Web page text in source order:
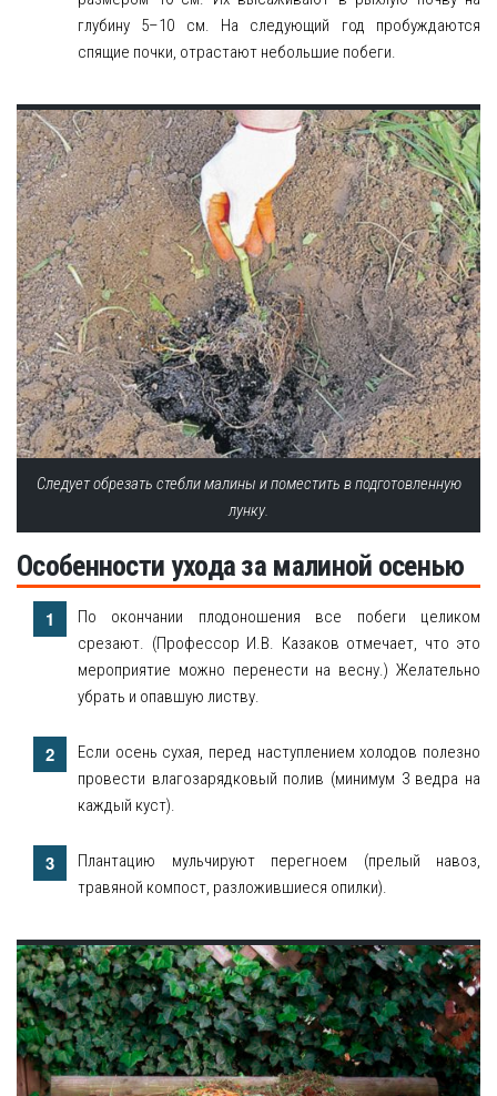
глубину 5–10 см. На следующий год пробуждаются
спящие почки, отрастают небольшие побеги.
Следует обрезать стебли малины и поместить в подготовленную
лунку.
Особенности ухода за малиной осенью
По окончании плодоношения все побеги целиком
срезают. (Профессор И.В. Казаков отмечает, что это
мероприятие можно перенести на весну.) Желательно
убрать и опавшую листву.
Если осень сухая, перед наступлением холодов полезно
провести влагозарядковый полив (минимум 3 ведра на
каждый куст).
Плантацию мульчируют перегноем (прелый навоз,
травяной компост, разложившиеся опилки).